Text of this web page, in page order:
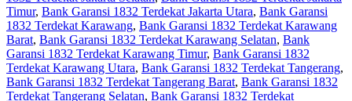
Timur, Bank Garansi 1832 Terdekat Jakarta Utara, Bank Garansi
1832 Terdekat Karawang, Bank Garansi 1832 Terdekat Karawang
Barat, Bank Garansi 1832 Terdekat Karawang Selatan, Bank
Garansi 1832 Terdekat Karawang Timur, Bank Garansi 1832
Terdekat Karawang Utara, Bank Garansi 1832 Terdekat Tangerang,
Bank Garansi 1832 Terdekat Tangerang Barat, Bank Garansi 1832
Terdekat Tangerang Selatan, Bank Garansi 1832 Terdekat